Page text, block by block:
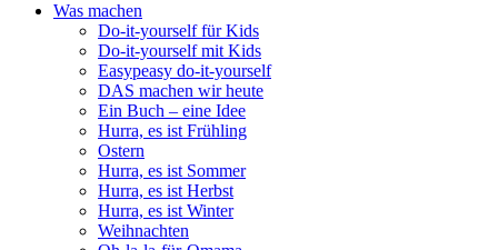
Was machen
Do-it-yourself für Kids
Do-it-yourself mit Kids
Easypeasy do-it-yourself
DAS machen wir heute
Ein Buch – eine Idee
Hurra, es ist Frühling
Ostern
Hurra, es ist Sommer
Hurra, es ist Herbst
Hurra, es ist Winter
Weihnachten